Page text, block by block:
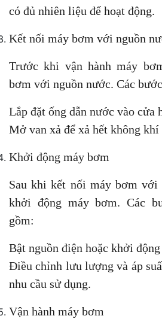
có đủ nhiên liệu để hoạt động.
Kết nối máy bơm với nguồn
Trước khi vận hành máy
bơm với nguồn nước. Các
Lắp đặt ống dẫn nước vào cửa
Mở van xả để xả hết không
Khởi động máy bơm
Sau khi kết nối máy bơm với
khởi động máy bơm. Các
gồm:
Bật nguồn điện hoặc khởi
Điều chỉnh lưu lượng và áp
nhu cầu sử dụng.
Vận hành máy bơm